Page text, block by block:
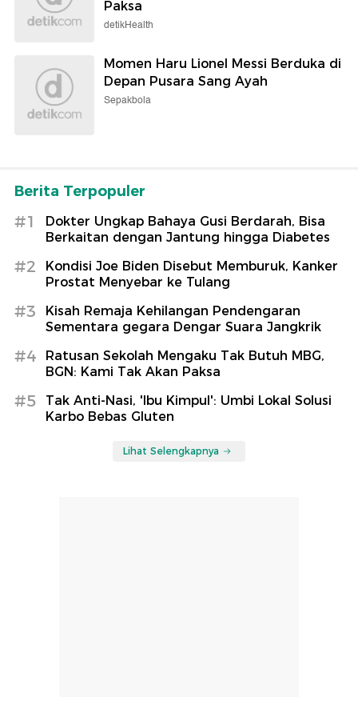
Paksa
detikHealth
Momen Haru Lionel Messi Berduka di
Depan Pusara Sang Ayah
Sepakbola
Berita Terpopuler
#1
Dokter Ungkap Bahaya Gusi Berdarah, Bisa
Berkaitan dengan Jantung hingga Diabetes
#2
Kondisi Joe Biden Disebut Memburuk, Kanker
Prostat Menyebar ke Tulang
#3
Kisah Remaja Kehilangan Pendengaran
Sementara gegara Dengar Suara Jangkrik
#4
Ratusan Sekolah Mengaku Tak Butuh MBG,
BGN: Kami Tak Akan Paksa
#5
Tak Anti-Nasi, 'Ibu Kimpul': Umbi Lokal Solusi
Karbo Bebas Gluten
Lihat Selengkapnya